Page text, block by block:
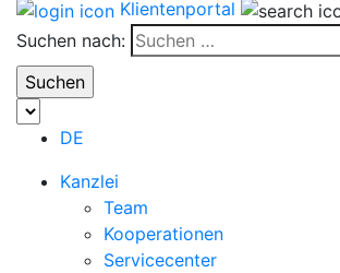
Klientenportal
Suchen nach:
DE
Kanzlei
Team
Kooperationen
Servicecenter